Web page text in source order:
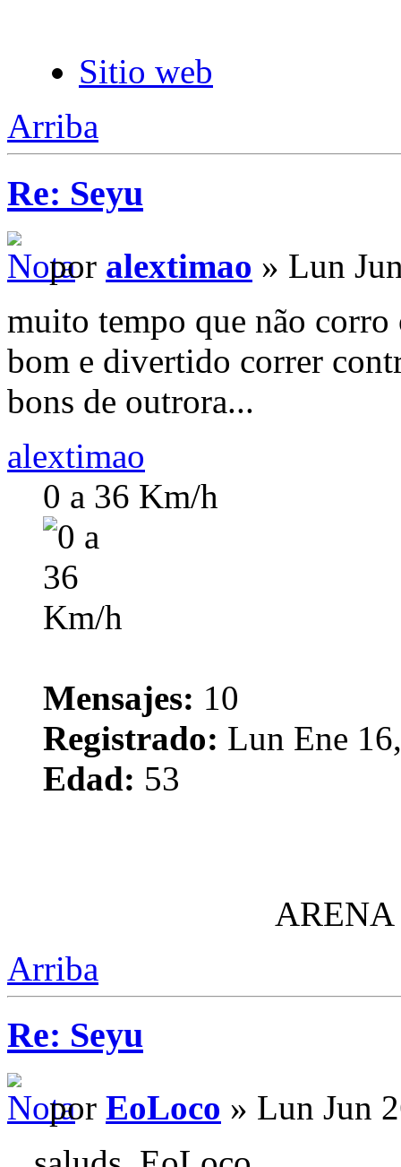
Sitio web
Arriba
Re: Seyu
por alextimao » Lun
muito tempo que não
bom e divertido correr
bons de outrora...
alextimao
0 a 36 Km/h
Mensajes: 10
Registrado: Lun Ene
Edad: 53
Arriba
Re: Seyu
por EoLoco » Lun Jun